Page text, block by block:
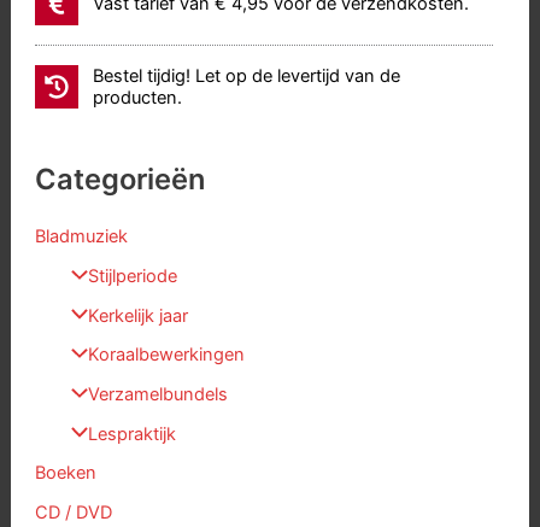
Bestel tijdig! Let op de levertijd van de
producten.
Categorieën
Bladmuziek
Stijlperiode
Kerkelijk jaar
Koraalbewerkingen
Verzamelbundels
Lespraktijk
Boeken
CD / DVD